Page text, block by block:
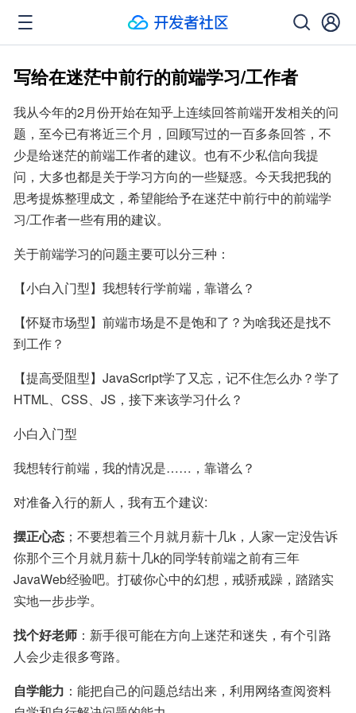
写给在迷茫中前行的前端学习/工作者
我从今年的2月份开始在知乎上连续回答前端开发相关的问
题，至今已有将近三个月，回顾写过的一百多条回答，不
少是给迷茫的前端工作者的建议。也有不少私信向我提
问，大多也都是关于学习方向的一些疑惑。今天我把我的
思考提炼整理成文，希望能给予在迷茫中前行中的前端学
习/工作者一些有用的建议。
关于前端学习的问题主要可以分三种：
【小白入门型】我想转行学前端，靠谱么？
【怀疑市场型】前端市场是不是饱和了？为啥我还是找不
到工作？
【提高受阻型】JavaScript学了又忘，记不住怎么办？学了
HTML、CSS、JS，接下来该学习什么？
小白入门型
我想转行前端，我的情况是……，靠谱么？
对准备入行的新人，我有五个建议:
摆正心态 ；不要想着三个月就月薪十几k，人家一定没告诉
你那个三个月就月薪十几k的同学转前端之前有三年
JavaWeb经验吧。打破你心中的幻想，戒骄戒躁，踏踏实
实地一步步学。
找个好老师 ：新手很可能在方向上迷茫和迷失，有个引路
人会少走很多弯路。
自学能力 ：能把自己的问题总结出来，利用网络查阅资料